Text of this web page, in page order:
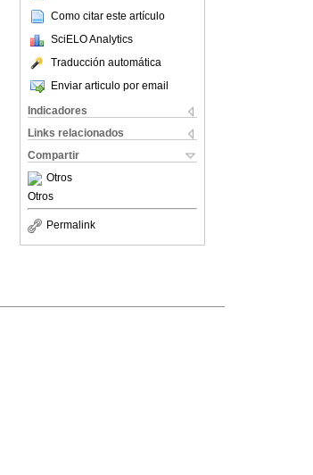
Como citar este artículo
SciELO Analytics
Traducción automática
Enviar articulo por email
Indicadores
Links relacionados
Compartir
Otros
Otros
Permalink